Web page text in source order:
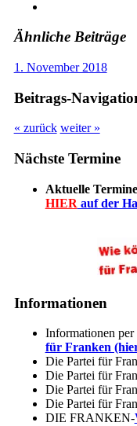
Ähnliche Beiträge
1. November 2018
Beitrags-
« zurück weiter »
Nächste Termine
Aktuelle Termine
HIER auf der
Informationen
Informationen per
für Franken
Die Partei für
Die Partei für
Die Partei für
Die Partei für
DIE FRANKEN-